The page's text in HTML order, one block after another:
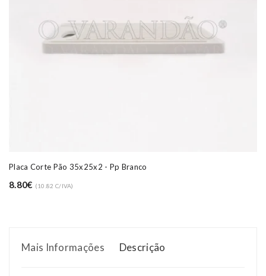
Placa Corte Pão 35x25x2 - Pp Branco
8.80€ (10.82 C/IVA)
Mais Informações Descrição